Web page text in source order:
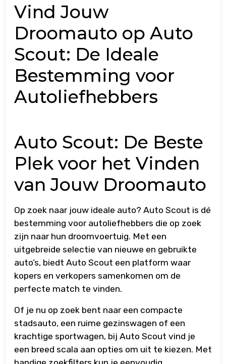
Vind Jouw
Droomauto op Auto
Scout: De Ideale
Bestemming voor
Autoliefhebbers
Auto Scout: De Beste
Plek voor het Vinden
van Jouw Droomauto
Op zoek naar jouw ideale auto? Auto Scout is dé
bestemming voor autoliefhebbers die op zoek
zijn naar hun droomvoertuig. Met een
uitgebreide selectie van nieuwe en gebruikte
auto’s, biedt Auto Scout een platform waar
kopers en verkopers samenkomen om de
perfecte match te vinden.
Of je nu op zoek bent naar een compacte
stadsauto, een ruime gezinswagen of een
krachtige sportwagen, bij Auto Scout vind je
een breed scala aan opties om uit te kiezen. Met